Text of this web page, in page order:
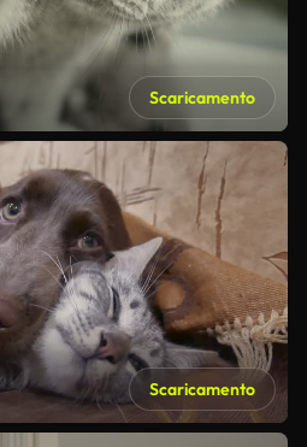
Scaricamento
Scaricamento